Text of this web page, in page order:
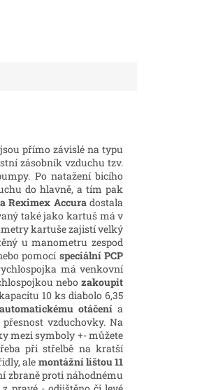
přímo závislé na typu
zásobník vzduchu tzv.
Po natažení bicího
do hlavně, a tím pak
Reximex Accura dostala
také jako kartuš má v
kartuše zajistí velký
u manometru zespod
pomocí speciální PCP
má venkovní
nebo zakoupit
10 ks diabolo 6,35
automatickému otáčení a
vzduchovky. Na
mezi symboly +- můžete
při střelbě na kratší
ale montážní lištou 11
zbraně proti náhodnému